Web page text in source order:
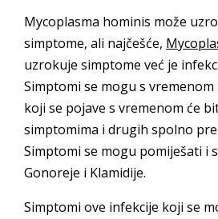
Mycoplasma hominis može
simptome, ali najčešće,
uzrokuje simptome već je
Simptomi se mogu s
koji se pojave s vremenom će
simptomima i drugih spolno
Simptomi se mogu pomiješati i
Gonoreje i Klamidije.
Simptomi ove infekcije koji se